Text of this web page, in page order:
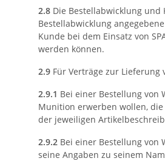
2.8 Die Bestellabwicklung
Bestellabwicklung
Kunde bei dem Einsatz von
werden können.
2.9 Für Verträge zur
2.9.1 Bei einer Bestellung von
Munition erwerben wollen,
der jeweiligen
2.9.2 Bei einer Bestellung von
seine Angaben zu seinem